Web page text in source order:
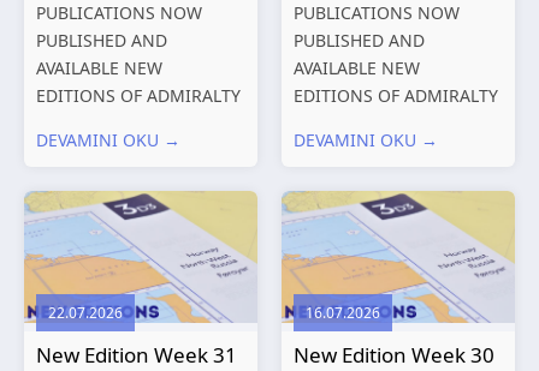
PUBLICATIONS NOW
PUBLISHED AND
AVAILABLE NEW
EDITIONS OF ADMIRALTY
PUBLICATIONS New
Charts published 13
August 2026 Chart
Title, limits
and other remarks
319
International chart
DEVAMINI OKU →
PUBLICATIONS NOW
PUBLISHED AND
AVAILABLE NEW
EDITIONS OF ADMIRALTY
PUBLICATIONS New
Charts published 06
August 2026 Chart Title,
limits and other remarks
1602 China – Chang...
DEVAMINI OKU →
22.07.2026
New Edition Week 31
16.07.2026
New Edition Week 30